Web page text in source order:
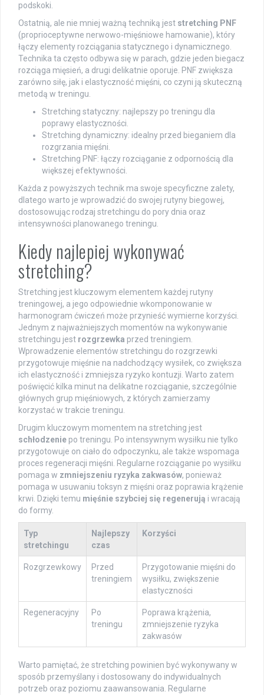
podskoki.
Ostatnią, ale nie mniej ważną techniką jest stretching PNF
(proprioceptywne nerwowo-mięśniowe hamowanie), który
łączy elementy rozciągania statycznego i dynamicznego.
Technika ta często odbywa się w parach, gdzie jeden biegacz
rozciąga mięsień, a drugi delikatnie oporuje. PNF zwiększa
zarówno siłę, jak i elastyczność mięśni, co czyni ją skuteczną
metodą w treningu.
Stretching statyczny: najlepszy po treningu dla
poprawy elastyczności.
Stretching dynamiczny: idealny przed bieganiem dla
rozgrzania mięśni.
Stretching PNF: łączy rozciąganie z odpornością dla
większej efektywności.
Każda z powyższych technik ma swoje specyficzne zalety,
dlatego warto je wprowadzić do swojej rutyny biegowej,
dostosowując rodzaj stretchingu do pory dnia oraz
intensywności planowanego treningu.
Kiedy najlepiej wykonywać
stretching?
Stretching jest kluczowym elementem każdej rutyny
treningowej, a jego odpowiednie wkomponowanie w
harmonogram ćwiczeń może przynieść wymierne korzyści.
Jednym z najważniejszych momentów na wykonywanie
stretchingu jest rozgrzewka przed treningiem.
Wprowadzenie elementów stretchingu do rozgrzewki
przygotowuje mięśnie na nadchodzący wysiłek, co zwiększa
ich elastyczność i zmniejsza ryzyko kontuzji. Warto zatem
poświęcić kilka minut na delikatne rozciąganie, szczególnie
głównych grup mięśniowych, z których zamierzamy
korzystać w trakcie treningu.
Drugim kluczowym momentem na stretching jest
schłodzenie po treningu. Po intensywnym wysiłku nie tylko
przygotowuje on ciało do odpoczynku, ale także wspomaga
proces regeneracji mięśni. Regularne rozciąganie po wysiłku
pomaga w zmniejszeniu ryzyka zakwasów, ponieważ
pomaga w usuwaniu toksyn z mięśni oraz poprawia krążenie
krwi. Dzięki temu mięśnie szybciej się regenerują i wracają
do formy.
Typ
stretchingu
Najlepszy
czas
Korzyści
Rozgrzewkowy
Przed
treningiem
Przygotowanie mięśni do
wysiłku, zwiększenie
elastyczności
Regeneracyjny
Po
treningu
Poprawa krążenia,
zmniejszenie ryzyka
zakwasów
Warto pamiętać, że stretching powinien być wykonywany w
sposób przemyślany i dostosowany do indywidualnych
potrzeb oraz poziomu zaawansowania. Regularne